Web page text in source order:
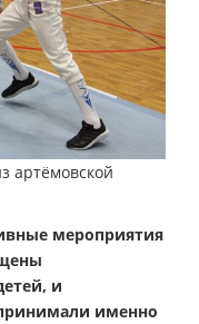
артёмовской
мероприятия
и
именно